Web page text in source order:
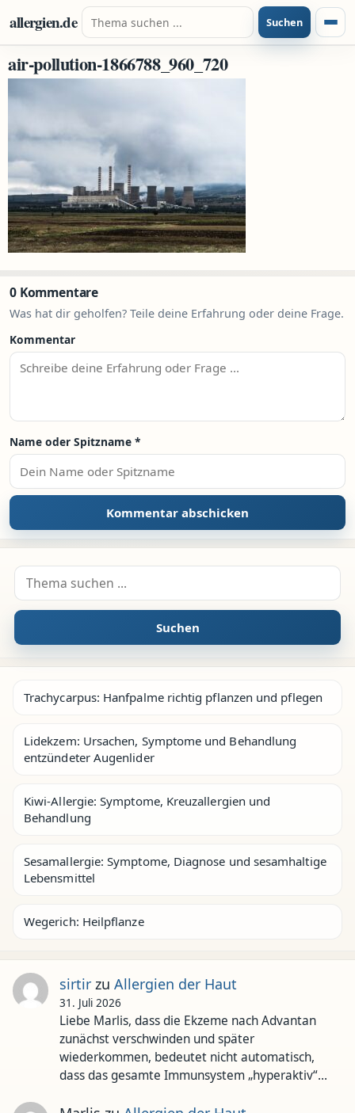
Zum Inhalt springen
allergien.de Suche nach: Suchen
air-pollution-1866788_960_720
0 Kommentare
Was hat dir geholfen? Teile deine Erfahrung oder deine Frage.
Kommentar
Name oder Spitzname *
Suche nach:
Suchen
Trachycarpus: Hanfpalme richtig pflanzen und pflegen
Lidekzem: Ursachen, Symptome und Behandlung
entzündeter Augenlider
Kiwi-Allergie: Symptome, Kreuzallergien und
Behandlung
Sesamallergie: Symptome, Diagnose und sesamhaltige
Lebensmittel
Wegerich: Heilpflanze
sirtirzu Allergien der Haut
31. Juli 2026
Liebe Marlis, dass die Ekzeme nach Advantan
zunächst verschwinden und später
wiederkommen, bedeutet nicht automatisch,
dass das gesamte Immunsystem „hyperaktiv“…